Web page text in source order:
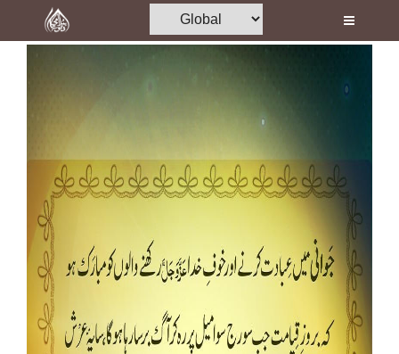
Home
Madani Channel
Volunteer Portal
Rohani Ilaj
Donation
Blog